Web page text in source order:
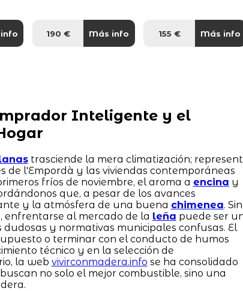
190 € Más info 155 € Más info
Inteligente y el
trasciende la mera climatización;
de l'Empordà y las viviendas contemporáneas
fríos de noviembre, el aroma a encina y
que, a pesar de los avances
y la atmósfera de una buena chimenea. Sin
al mercado de la leña puede ser
y normativas municipales confusas. El
o terminar con el conducto de humos
técnico y en la selección de
la web vivirconmadera.info se ha consolidado
no solo el mejor combustible, sino una